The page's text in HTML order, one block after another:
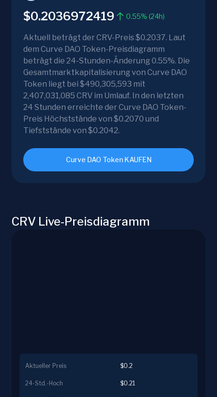
$0.2036972419 0.55% (24h)
Aktuell beträgt der CRV-Preis $0.2037. Laut
dem Curve DAO Token-Preisdiagramm
beträgt die 24-Stunden-Änderung 0.55%. Die
Gesamtmarktkapitalisierung von Curve DAO
Token liegt bei $490,305,593 mit
2,407,031,085 CRV im Umlauf. In den letzten
24 Stunden erreichte der Curve DAO Token-
Preis Höchststände von $0.2070 und
Tiefststände von $0.2042.
Curve DAO Token KAUFEN
CRV Live-Preisdiagramm
Aktueller Preis $0.2
24-Std.-Hoch $0.21